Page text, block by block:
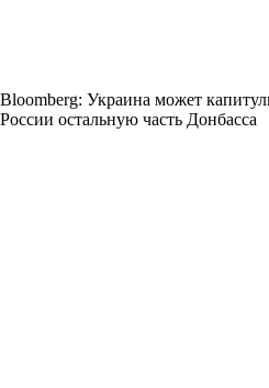
Bloomberg: Украина может
России остальную часть Донбасса